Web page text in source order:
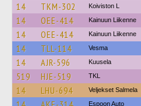
14 TKM-302 Koiviston L
14 OEE-414 Kainuun Liikenne
14 OEE-414 Kainuun Liikenne
14 TLL-114 Vesma
14 AJR-596 Kuusela
519 HJE-519 TKL
14 LHU-694 Veljekset Salmela
Espoon Auto